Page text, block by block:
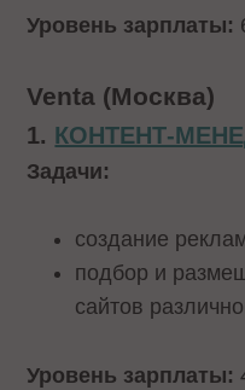
Уровень зарплаты:
Venta (Москва)
1. КОНТЕНТ-
Задачи:
создание
подбор и
сайтов
Уровень зарплаты: